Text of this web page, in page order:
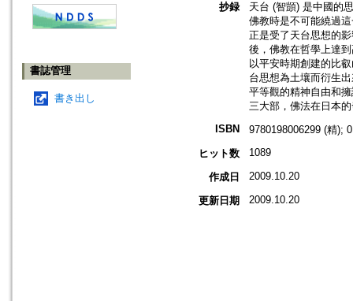
書誌管理
書き出し
抄録
天台 (智顗) 是中國的
佛教時是不可能繞過
正是受了天台思想的
後，佛教在哲學上達
以平安時期創建的比
台思想為土壤而衍生
平等觀的精神自由和
三大部，佛法在日本
ISBN
9780198006299 (精);
ヒット数
1089
作成日 2009.10.20
更新日期 2009.10.20